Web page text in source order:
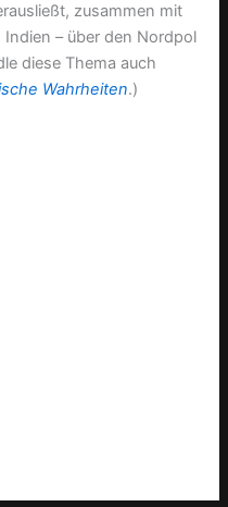
zusammen mit
– über den Nordpol
diese Thema auch
Wahrheiten.)